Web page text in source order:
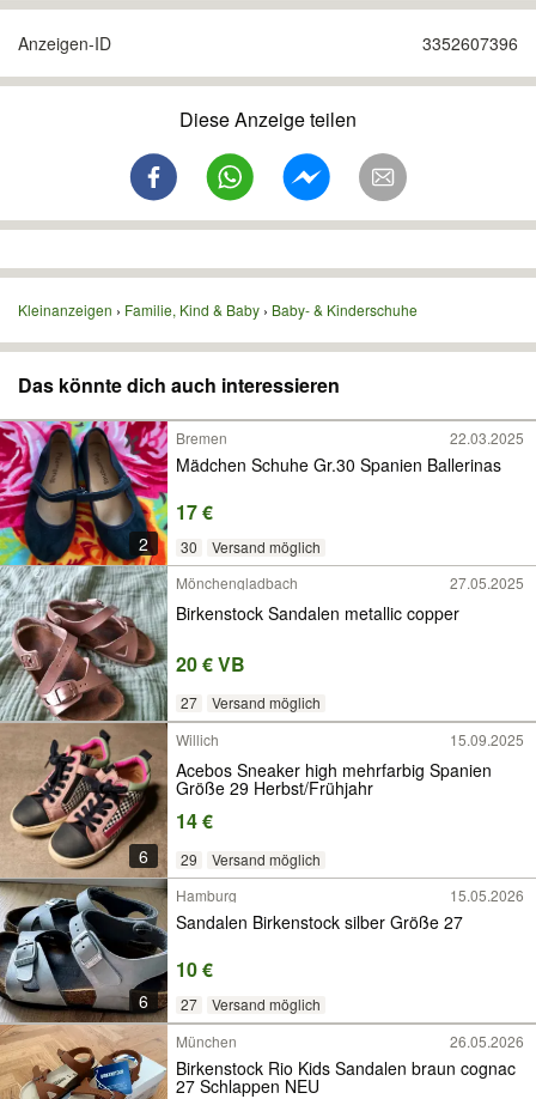
Anzeigen-ID 3352607396
Diese Anzeige teilen
Kleinanzeigen Familie, Kind & Baby Baby- & Kinderschuhe
Das könnte dich auch interessieren
2
Bremen 22.03.2025
Mädchen Schuhe Gr.30 Spanien Ballerinas
17 €
30
Versand möglich
Mönchengladbach
27.05.2025
Birkenstock Sandalen metallic copper
20 € VB
27 Versand möglich
6
Willich 15.09.2025
Acebos Sneaker high mehrfarbig Spanien
Größe 29 Herbst/Frühjahr
14 €
29 Versand möglich
6
Hamburg 15.05.2026
Sandalen Birkenstock silber Größe 27
10 €
27 Versand möglich
München 26.05.2026
Birkenstock Rio Kids Sandalen braun cognac
27 Schlappen NEU